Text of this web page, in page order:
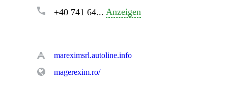
+40 741 64... Anzeigen
mareximsrl.autoline.info
magerexim.ro/